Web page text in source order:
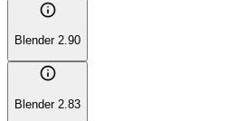
info
Blender 2.90
info
Blender 2.83